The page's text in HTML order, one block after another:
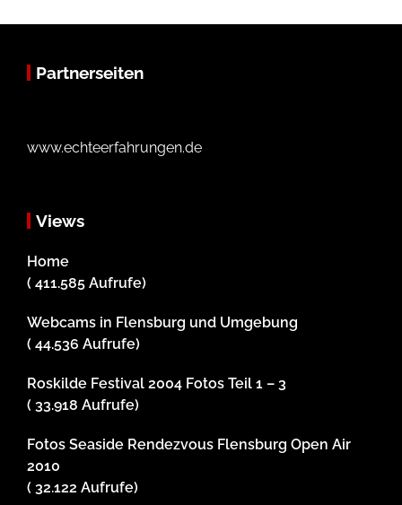
Partnerseiten
www.echteerfahrungen.de
Views
Home
( 411.585 Aufrufe)
Webcams in Flensburg und Umgebung
( 44.536 Aufrufe)
Roskilde Festival 2004 Fotos Teil 1 – 3
( 33.918 Aufrufe)
Fotos Seaside Rendezvous Flensburg Open Air
2010
( 32.122 Aufrufe)